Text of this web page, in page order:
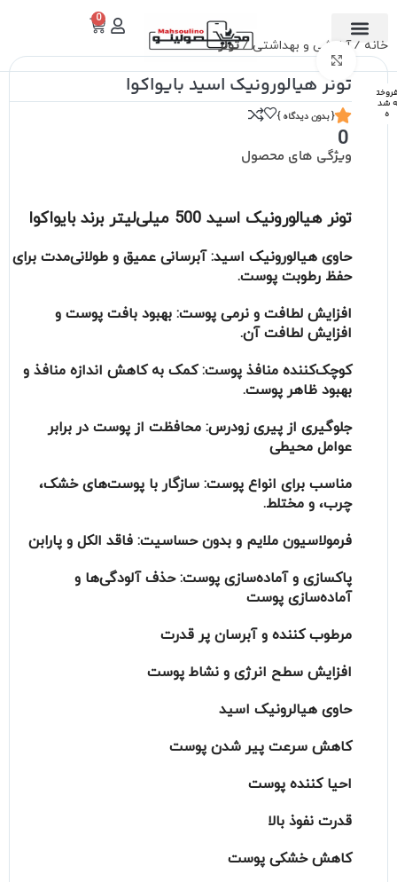
0
خانه آرایشی و بهداشتی تونر
ه شد
ه
برای بزرگنمایی کلیک کنید
تونر هیالورونیک اسید بایواکوا
0
{ بدون دیدگاه }
ویژگی های محصول
تونر هیالورونیک اسید 500 میلی‌لیتر برند بایواکوا
حاوی هیالورونیک اسید: آبرسانی عمیق و طولانی‌مدت برای
حفظ رطوبت پوست.
افزایش لطافت و نرمی پوست: بهبود بافت پوست و
افزایش لطافت آن.
کوچک‌کننده منافذ پوست: کمک به کاهش اندازه منافذ و
بهبود ظاهر پوست.
جلوگیری از پیری زودرس: محافظت از پوست در برابر
عوامل محیطی
مناسب برای انواع پوست: سازگار با پوست‌های خشک،
چرب، و مختلط.
فرمولاسیون ملایم و بدون حساسیت: فاقد الکل و پارابن
پاکسازی و آماده‌سازی پوست: حذف آلودگی‌ها و
آماده‌سازی پوست
مرطوب کننده و آبرسان پر قدرت
افزایش سطح انرژی و نشاط پوست
حاوی هیالرونیک اسید
کاهش سرعت پیر شدن پوست
احیا کننده پوست
قدرت نفوذ بالا
کاهش خشکی پوست